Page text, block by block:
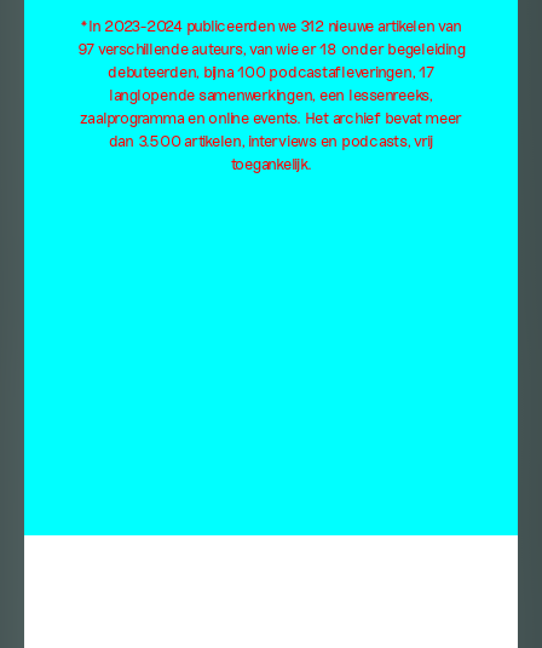
*In 2023-2024 publiceerden we 312 nieuwe artikelen van
97 verschillende auteurs, van wie er 18 onder begeleiding
debuteerden, bijna 100 podcastafleveringen, 17
langlopende samenwerkingen, een lessenreeks,
zaalprogramma en online events. Het archief bevat meer
dan 3.500 artikelen, interviews en podcasts, vrij
toegankelijk.